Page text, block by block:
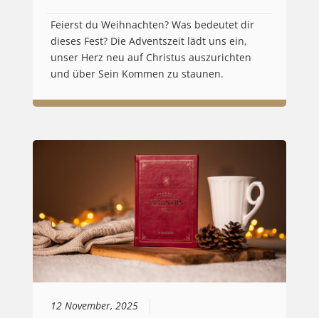
Feierst du Weihnachten? Was bedeutet dir
dieses Fest? Die Adventszeit lädt uns ein,
unser Herz neu auf Christus auszurichten
und über Sein Kommen zu staunen.
12 November, 2025